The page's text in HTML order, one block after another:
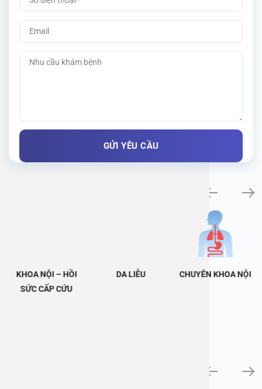
KHOA NỘI – HỒI
SỨC CẤP CỨU
DA LIỄU CHUYÊN KHOA NỘI